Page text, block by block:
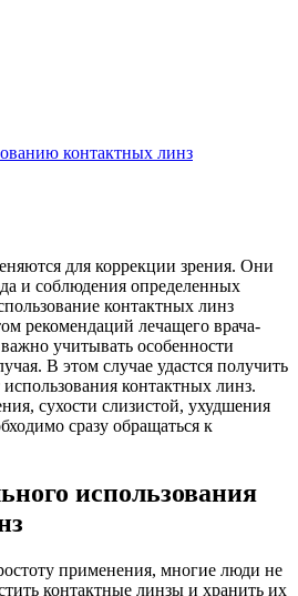
контактных линз
для коррекции зрения. Они
и соблюдения определенных
контактных линз
рекомендаций лечащего врача-
учитывать особенности
В этом случае удастся получить
контактных линз.
сухости слизистой, ухудшения
сразу обращаться к
использования
применения, многие люди не
контактные линзы и хранить их